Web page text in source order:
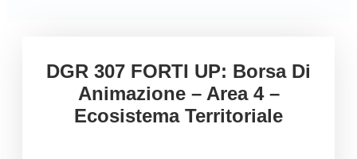
DGR 307 FORTI UP: Borsa Di
Animazione – Area 4 –
Ecosistema Territoriale